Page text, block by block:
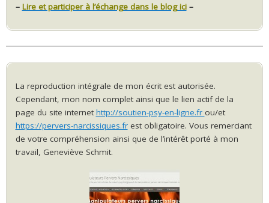
– Lire et participer à l’échange dans le blog ici–
La reproduction intégrale de mon écrit est autorisée.
Cependant, mon nom complet ainsi que le lien actif de la
page du site internet http://soutien-psy-en-ligne.fr ou/et
https://pervers-narcissiques.frest obligatoire. Vous remerciant
de votre compréhension ainsi que de l’intérêt porté à mon
travail, Geneviève Schmit.